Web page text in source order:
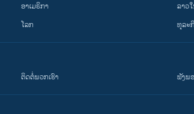
ອາເມຣິກາ
ໂລກ
ລາວ
ທຸລະ
ຕິດຕໍ່ພວກເຮົາ ຟັງພ